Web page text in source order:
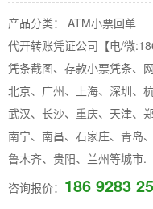
产品分类： ATM小票回单
代开转账凭证公司【电/微
凭条截图、存款小票凭条、
北京、广州、上海、深圳、
武汉、长沙、重庆、天津、
南宁、南昌、石家庄、青岛
鲁木齐、贵阳、兰州等城市.
咨询报价： 186 9283